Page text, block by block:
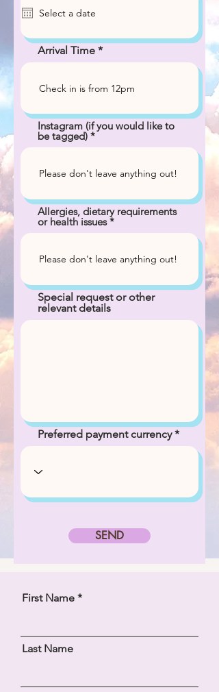
e
d
Arrival Time
Instagram (if you would like to
be tagged)
Allergies, dietary requirements
or health issues
Special request or other
relevant details
Preferred payment currency
SEND
First Name
Last Name